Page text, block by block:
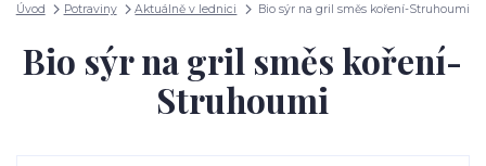
Úvod Potraviny Aktuálně v lednici Bio sýr na gril směs koření-Struhoumi
Bio sýr na gril směs koření-
Struhoumi